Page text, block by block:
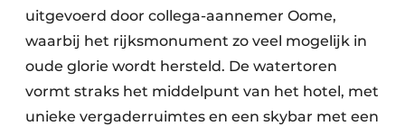
uitgevoerd door collega-aannemer Oome,
waarbij het rijksmonument zo veel mogelijk in
oude glorie wordt hersteld. De watertoren
vormt straks het middelpunt van het hotel, met
unieke vergaderruimtes en een skybar met een